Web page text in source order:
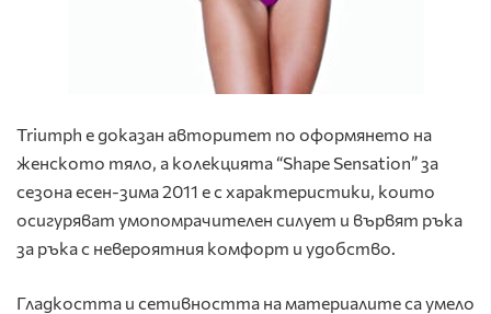
Triumph е доказан авторитет по оформянето на
женското тяло, а колекцията “Shape Sensation” за
сезона есен-зима 2011 е с характеристики, които
осигуряват умопомрачителен силует и вървят ръка
за ръка с невероятния комфорт и удобство.
Гладкостта и сетивността на материалите са умело